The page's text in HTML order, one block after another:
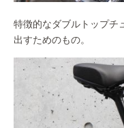
特徴的なダブルトップチ
出すためのもの。